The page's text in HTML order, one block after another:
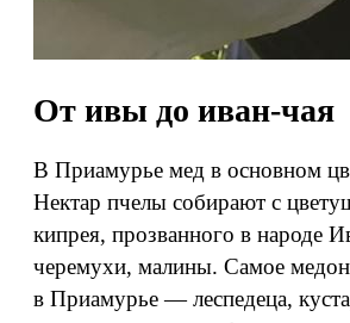
От ивы до иван-чая
В Приамурье мед в основном
Нектар пчелы собирают с
кипрея, прозванного в народе
черемухи, малины. Самое
в Приамурье — леспедеца,